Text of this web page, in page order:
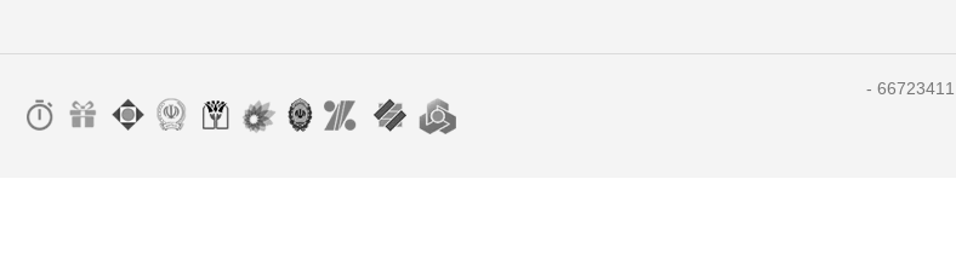
تمام حقوق برای سیم و کابل ماتریکس محفوظ است. تلفن تماس : 66710534 - 66724295 - 66723411 -